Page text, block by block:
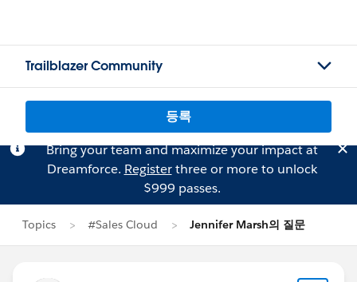
Trailblazer Community
등록
Bring your team and maximize your impact at
Dreamforce. Registerthree or more to unlock
$999 passes.
Topics #Sales Cloud Jennifer Marsh의 질문